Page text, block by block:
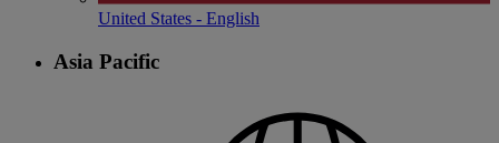
United States - English
Asia Pacific